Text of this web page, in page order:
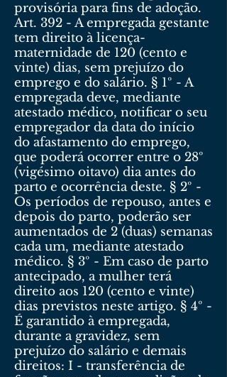
provisória para fins de adoção.
Art. 392 - A empregada gestante
tem direito à licença-
maternidade de 120 (cento e
vinte) dias, sem prejuízo do
emprego e do salário. § 1º - A
empregada deve, mediante
atestado médico, notificar o seu
empregador da data do início
do afastamento do emprego,
que poderá ocorrer entre o 28º
(vigésimo oitavo) dia antes do
parto e ocorrência deste. § 2º -
Os períodos de repouso, antes e
depois do parto, poderão ser
aumentados de 2 (duas) semanas
cada um, mediante atestado
médico. § 3º - Em caso de parto
antecipado, a mulher terá
direito aos 120 (cento e vinte)
dias previstos neste artigo. § 4º -
É garantido à empregada,
durante a gravidez, sem
prejuízo do salário e demais
direitos: I - transferência de